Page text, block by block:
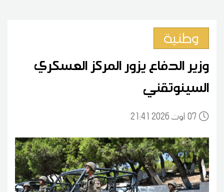
وطنية
وزير الدفاع يزور المركز العسكري
السينوتقني
0721:41 2026 أوت